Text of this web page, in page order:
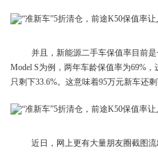
并且，新能源二手车保值率目前
Model S为例，两年车龄保值率为69%
只剩下33.6%。这意味着95万元新车还剩
近日，网上更有大量朋友圈截图